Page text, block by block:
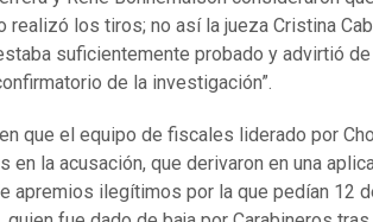
realizó los tiros; no así la jueza Cristina
suficientemente probado y advirtió de
de la investigación”.
que el equipo de fiscales liderado por
en la acusación, que derivaron en una
apremios ilegítimos por la que pedían 12